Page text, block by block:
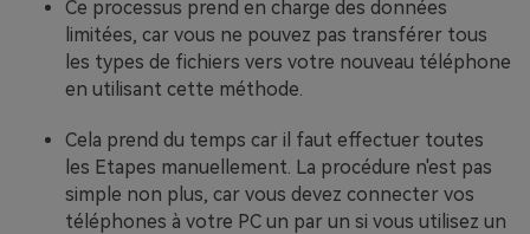
Ce processus prend en charge des données
limitées, car vous ne pouvez pas transférer tous
les types de fichiers vers votre nouveau téléphone
en utilisant cette méthode.
Cela prend du temps car il faut effectuer toutes
les Etapes manuellement. La procédure n'est pas
simple non plus, car vous devez connecter vos
téléphones à votre PC un par un si vous utilisez un